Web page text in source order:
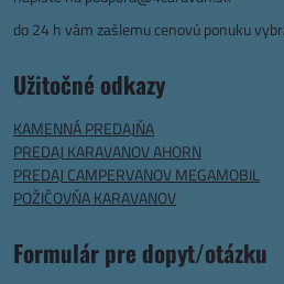
do 24 h vám zašlemu cenovú ponuku
Užitočné odkazy
KAMENNÁ PREDAJŇA
PREDAJ KARAVANOV AHORN
PREDAJ CAMPERVANOV MEGAMOBIL
POŽIČOVŇA KARAVANOV
Formulár pre dopyt/otázku